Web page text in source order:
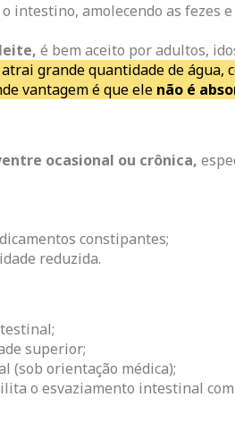
intestino, amolecendo as
é bem aceito por adultos,
grande quantidade de água,
vantagem é que ele não é
ocasional ou crônica,
constipantes;
reduzida.
superior;
(sob orientação médica);
o esvaziamento intestinal